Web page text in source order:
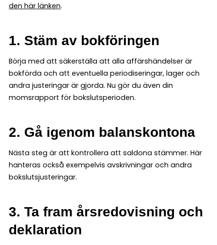
den här länken.
1. Stäm av bokföringen
Börja med att säkerställa att alla affärshändelser är
bokförda och att eventuella periodiseringar, lager och
andra justeringar är gjorda. Nu gör du även din
momsrapport för bokslutsperioden.
2. Gå igenom balanskontona
Nästa steg är att kontrollera att saldona stämmer. Här
hanteras också exempelvis avskrivningar och andra
bokslutsjusteringar.
3. Ta fram årsredovisning och
deklaration